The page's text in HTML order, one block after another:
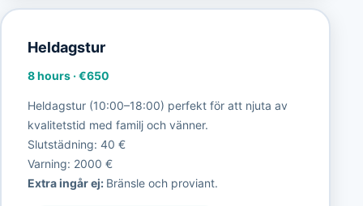
Heldagstur
8 hours·€650
Heldagstur (10:00–18:00) perfekt för att njuta av
kvalitetstid med familj och vänner.
Slutstädning: 40 €
Varning: 2000 €
Extra ingår ej: Bränsle och proviant.